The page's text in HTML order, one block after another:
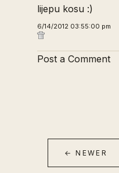
lijepu kosu :)
6/14/2012 03:55:00 pm
Post a Comment
← NEWER